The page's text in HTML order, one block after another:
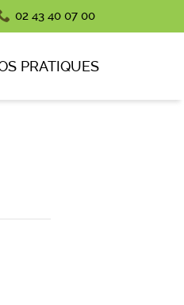
02 43 40 07 00
PRATIQUES